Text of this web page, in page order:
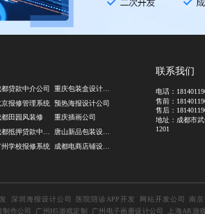
都贷款中介公司
京报修管理系统
都田园风装修
州学校报修系统
重庆包装盒设计公司
预热海报设计公司
重庆插画公司
唐山新品包装设计公司
成都电商店铺设计公司
联系我们
电话：
售前：
售后：
地址：成都市
1201
深圳海报设计公司 医院陪诊APP开发 网站开发公司 南
制作公司 广州H5游戏定制 广州电子画册设计公司 上海AR游